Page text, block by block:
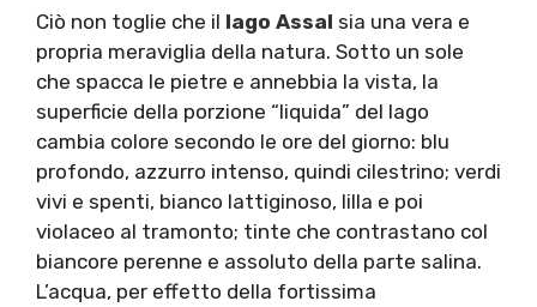
Ciò non toglie che il lago Assal sia una vera e
propria meraviglia della natura. Sotto un sole
che spacca le pietre e annebbia la vista, la
superficie della porzione “liquida” del lago
cambia colore secondo le ore del giorno: blu
profondo, azzurro intenso, quindi cilestrino; verdi
vivi e spenti, bianco lattiginoso, lilla e poi
violaceo al tramonto; tinte che contrastano col
biancore perenne e assoluto della parte salina.
L’acqua, per effetto della fortissima